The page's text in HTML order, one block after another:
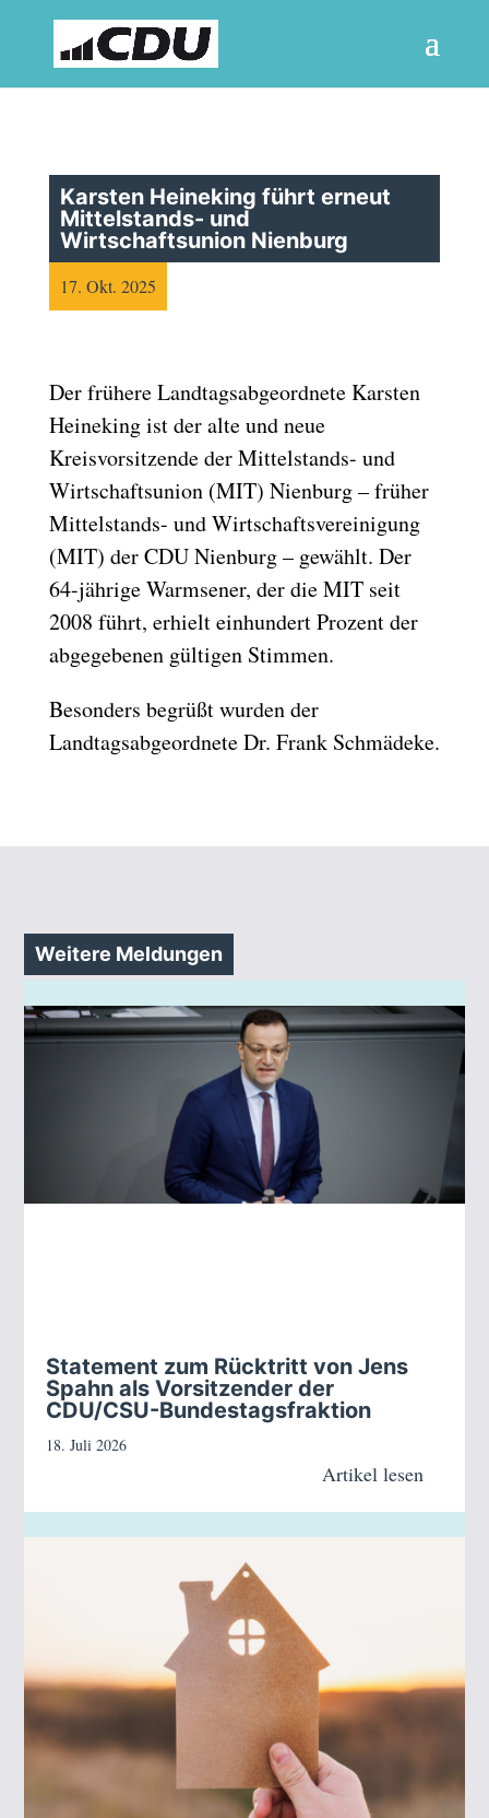
Karsten Heineking führt erneut
Mittelstands- und
Wirtschaftsunion Nienburg
17. Okt. 2025
Der frühere Landtagsabgeordnete Karsten
Heineking ist der alte und neue
Kreisvorsitzende der Mittelstands- und
Wirtschaftsunion (MIT) Nienburg – früher
Mittelstands- und Wirtschaftsvereinigung
(MIT) der CDU Nienburg – gewählt. Der
64-jährige Warmsener, der die MIT seit
2008 führt, erhielt einhundert Prozent der
abgegebenen gültigen Stimmen.
Besonders begrüßt wurden der
Landtagsabgeordnete Dr. Frank Schmädeke.
Weitere Meldungen
Statement zum Rücktritt von Jens
Spahn als Vorsitzender der
CDU/CSU-Bundestagsfraktion
18. Juli 2026
Artikel lesen